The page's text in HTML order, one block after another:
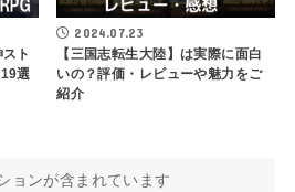
ト
選
2024.07.23
【三国志転生大陸】は実際に面白
いの？評価・レビューや魅力をご
紹介
ョンが含まれています